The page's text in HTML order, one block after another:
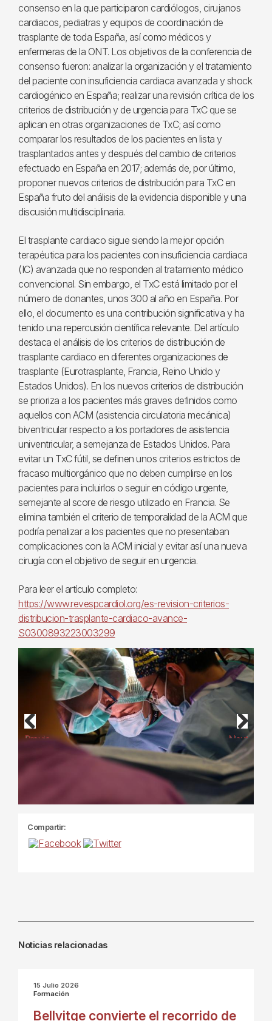
consenso en la que participaron cardiólogos, cirujanos
cardiacos, pediatras y equipos de coordinación de
trasplante de toda España, así como médicos y
enfermeras de la ONT. Los objetivos de la conferencia de
consenso fueron: analizar la organización y el tratamiento
del paciente con insuficiencia cardiaca avanzada y shock
cardiogénico en España; realizar una revisión crítica de los
criterios de distribución y de urgencia para TxC que se
aplican en otras organizaciones de TxC; así como
comparar los resultados de los pacientes en lista y
trasplantados antes y después del cambio de criterios
efectuado en España en 2017; además de, por último,
proponer nuevos criterios de distribución para TxC en
España fruto del análisis de la evidencia disponible y una
discusión multidisciplinaria.
El trasplante cardiaco sigue siendo la mejor opción
terapéutica para los pacientes con insuficiencia cardiaca
(IC) avanzada que no responden al tratamiento médico
convencional. Sin embargo, el TxC está limitado por el
número de donantes, unos 300 al año en España. Por
ello, el documento es una contribución significativa y ha
tenido una repercusión científica relevante. Del artículo
destaca el análisis de los criterios de distribución de
trasplante cardiaco en diferentes organizaciones de
trasplante (Eurotrasplante, Francia, Reino Unido y
Estados Unidos). En los nuevos criterios de distribución
se prioriza a los pacientes más graves definidos como
aquellos con ACM (asistencia circulatoria mecánica)
biventricular respecto a los portadores de asistencia
univentricular, a semejanza de Estados Unidos. Para
evitar un TxC fútil, se definen unos criterios estrictos de
fracaso multiorgánico que no deben cumplirse en los
pacientes para incluirlos o seguir en código urgente,
semejante al score de riesgo utilizado en Francia. Se
elimina también el criterio de temporalidad de la ACM que
podría penalizar a los pacientes que no presentaban
complicaciones con la ACM inicial y evitar así una nueva
cirugía con el objetivo de seguir en urgencia.
Para leer el artículo completo:
https://www.revespcardiol.org/es-revision-criterios-
distribucion-trasplante-cardiaco-avance-
S0300893223003299
Previous Next
Compartir:
Noticias relacionadas
15 Julio 2026
Formación
Bellvitge convierte el recorrido de